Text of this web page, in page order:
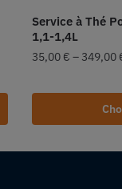
Service à Thé
1,1-1,4L
35,00 € – 349,00